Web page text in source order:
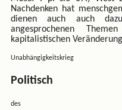
Nachdenken hat
dienen auch auch
angesprochenen
kapitalistischen
Unabhängigkeitskrieg
Politisch
des